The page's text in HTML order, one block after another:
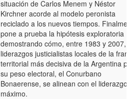
situación de Carlos Menem y Néstor
Kirchner acorde al modelo peronista
reciclado a los nuevos tiempos.
pone a prueba la hipótesis exploratoria
demostrando cómo, entre 1983 y 2007,
liderazgos justicialistas locales de la franja
territorial más decisiva de la Argentina por
su peso electoral, el Conurbano
Bonaerense, se alinean con el liderazgo
máximo.